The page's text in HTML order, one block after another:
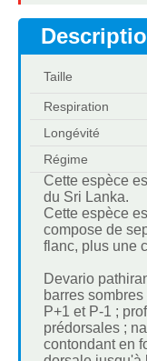
Taille
Respiration
Longévité
Régime
Cette espèce
du Sri Lanka.
Cette espèce
compose de
flanc, plus une
Devario
barres
P+1 et P-1 ;
prédorsales ;
contondant en